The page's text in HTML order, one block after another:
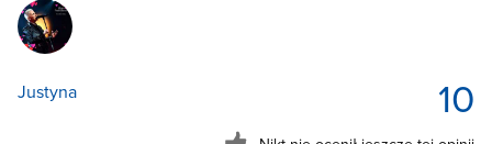
10
Justyna